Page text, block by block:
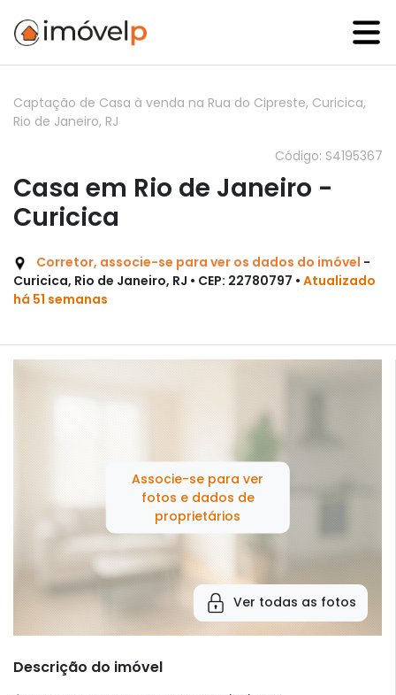
Captação de Casa à venda na Rua do Cipreste, Curicica,
Rio de Janeiro, RJ
Código: S4195367
Casa em Rio de Janeiro -
Curicica
Corretor, associe-se para ver os dados do imóvel -
Curicica, Rio de Janeiro, RJ • CEP: 22780797 • Atualizado
há 51 semanas
Associe-se para ver
fotos e dados de
proprietários
Ver todas as fotos
Descrição do imóvel